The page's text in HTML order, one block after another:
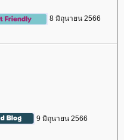
8 มิถุนายน 2566
9 มิถุนายน 2566